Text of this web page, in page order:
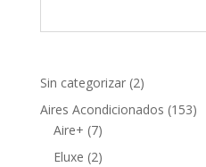
Sin categorizar 22
productos
Aires Acondicionados 153153
Aire+ 77
productos
Eluxe 22